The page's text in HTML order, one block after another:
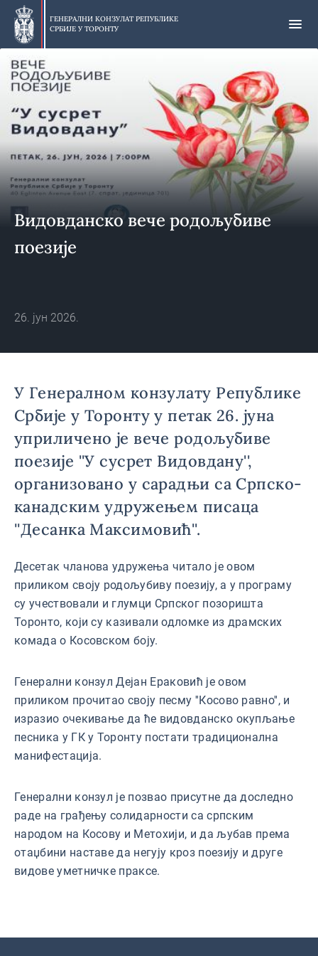
Прескочи
главни
део
ГЕНЕРАЛНИ КОНЗУЛАТ РЕПУБЛИКЕ
СРБИЈЕ У ТОРОНТУ
Видовданско вече родољубиве
поезије
26. јун 2026.
У Генералном конзулату Републике
Србије у Торонту у петак 26. јуна
уприличено је вече родољубиве
поезије ''У сусрет Видовдану'',
организовано у сарадњи са Српско-
канадским удружењем писаца
''Десанка Максимовић''.
Десетак чланова удружења читало је овом
приликом своју родољубиву поезију, а у програму
су учествовали и глумци Српског позоришта
Торонто, који су казивали одломке из драмских
комада о Косовском боју.
Генерални конзул Дејан Ераковић је овом
приликом прочитао своју песму ''Косово равно'', и
изразио очекивање да ће видовданско окупљање
песника у ГК у Торонту постати традиционална
манифестација.
Генерални конзул је позвао присутне да доследно
раде на грађењу солидарности са српским
народом на Косову и Метохији, и да љубав према
отаџбини наставе да негују кроз поезију и друге
видове уметничке праксе.